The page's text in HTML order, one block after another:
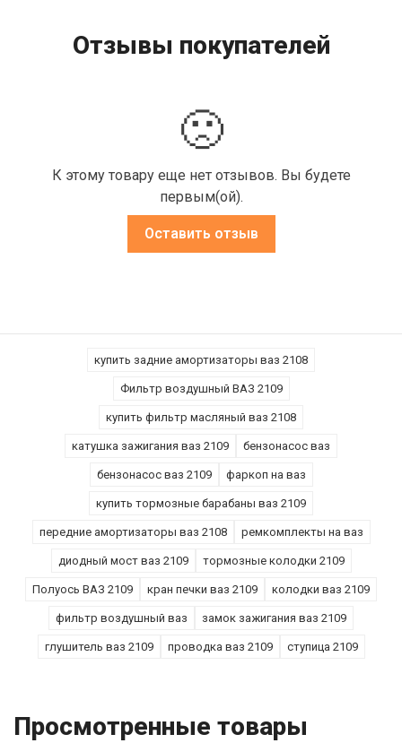
Отзывы покупателей
🙁
К этому товару еще нет отзывов. Вы будете
первым(ой).
Оставить отзыв
купить задние амортизаторы ваз 2108
Фильтр воздушный ВАЗ 2109
купить фильтр масляный ваз 2108
катушка зажигания ваз 2109 бензонасос ваз
бензонасос ваз 2109 фаркоп на ваз
купить тормозные барабаны ваз 2109
передние амортизаторы ваз 2108 ремкомплекты на ваз
диодный мост ваз 2109 тормозные колодки 2109
Полуось ВАЗ 2109 кран печки ваз 2109 колодки ваз 2109
фильтр воздушный ваз замок зажигания ваз 2109
глушитель ваз 2109 проводка ваз 2109 ступица 2109
Просмотренные товары